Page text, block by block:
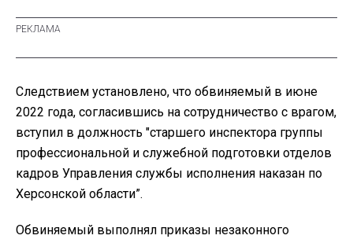
Следствием установлено, что обвиняемый в июне
2022 года, согласившись на сотрудничество с врагом,
вступил в должность "старшего инспектора группы
профессиональной и служебной подготовки отделов
кадров Управления службы исполнения наказан по
Херсонской области”.
Обвиняемый выполнял приказы незаконного